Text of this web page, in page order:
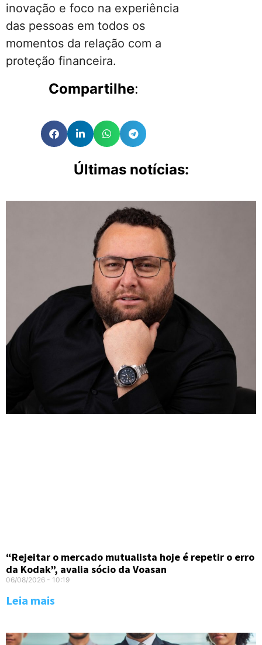
inovação e foco na experiência
das pessoas em todos os
momentos da relação com a
proteção financeira.
Compartilhe:
Últimas notícias:
“Rejeitar o mercado mutualista hoje é repetir o erro
da Kodak”, avalia sócio da Voasan
06/08/2026 10:19
Leia mais